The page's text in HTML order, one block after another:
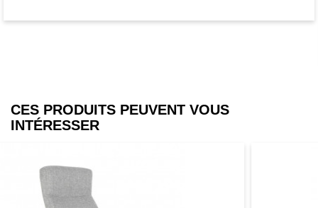
vous pouvez compter - que ce soit dans
d'autres styles d'ameublement.
Moderne, pratique et confortable - cette
CES PRODUITS PEUVENT VOUS
INTÉRESSER